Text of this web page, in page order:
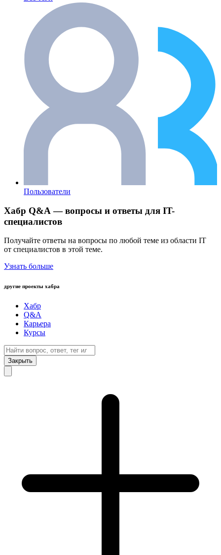
Пользователи
Хабр Q&A — вопросы и ответы для IT-
специалистов
Получайте ответы на вопросы по любой теме из области IT
от специалистов в этой теме.
Узнать больше
другие проекты хабра
Хабр
Q&A
Карьера
Курсы
Закрыть